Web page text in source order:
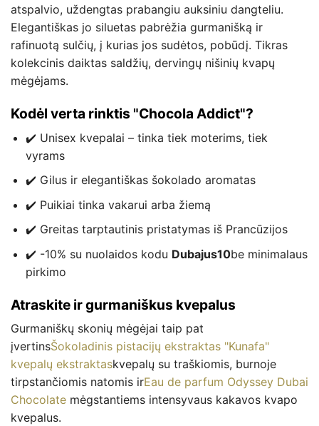
atspalvio, uždengtas prabangiu auksiniu dangteliu.
Elegantiškas jo siluetas pabrėžia gurmanišką ir
rafinuotą sulčių, į kurias jos sudėtos, pobūdį. Tikras
kolekcinis daiktas saldžių, dervingų nišinių kvapų
mėgėjams.
Kodėl verta rinktis "Chocola Addict"?
✔️ Unisex kvepalai – tinka tiek moterims, tiek
vyrams
✔️ Gilus ir elegantiškas šokolado aromatas
✔️ Puikiai tinka vakarui arba žiemą
✔️ Greitas tarptautinis pristatymas iš Prancūzijos
✔️ -10% su nuolaidos kodu Dubajus10be minimalaus
pirkimo
Atraskite ir gurmaniškus kvepalus
Gurmaniškų skonių mėgėjai taip pat
įvertinsŠokoladinis pistacijų ekstraktas "Kunafa"
kvepalų ekstraktaskvepalų su traškiomis, burnoje
tirpstančiomis natomis irEau de parfum Odyssey Dubai
Chocolate mėgstantiems intensyvaus kakavos kvapo
kvepalus.